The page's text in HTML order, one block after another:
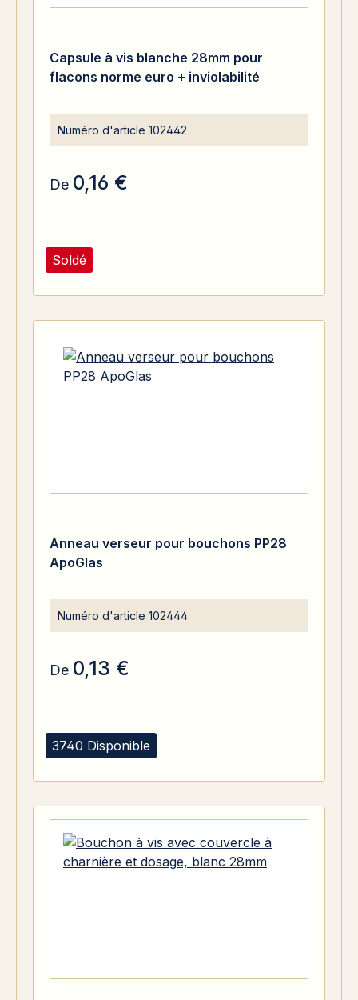
Soldé
Capsule à vis blanche 28mm pour
flacons norme euro + inviolabilité
Numéro d'article 102442
De 0,16 €
3740 Disponible
Anneau verseur pour bouchons PP28
ApoGlas
Numéro d'article 102444
De 0,13 €